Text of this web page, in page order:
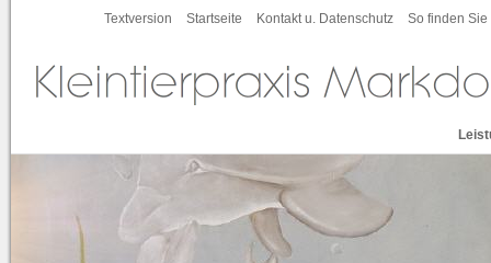
Textversion Startseite Kontakt u. Datenschutz So finden Sie